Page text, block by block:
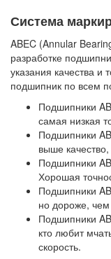
Система
ABEC (Annular
разработке
указания качества
подшипник по всем
Подшипники
самая низкая
Подшипники
выше качество,
Подшипники
Хорошая
Подшипники
но дороже,
Подшипники
кто любит
скорость.